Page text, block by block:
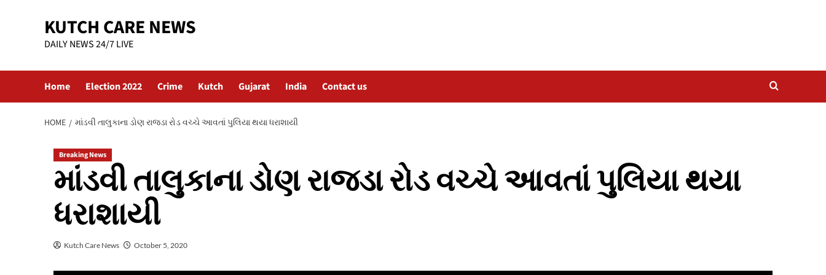
KUTCH CARE NEWS
DAILY NEWS 24/7 LIVE
Home Election 2022 Crime Kutch Gujarat India Contact us
HOME માંડવી તાલુકાના ડોણ રાજડા રોડ વચ્ચે આવતાં પુલિયા થયા ધરાશાયી
Breaking News
માંડવી તાલુકાના ડોણ રાજડા રોડ વચ્ચે આવતાં પુલિયા થયા
ધરાશાયી
Kutch Care News October 5, 2020